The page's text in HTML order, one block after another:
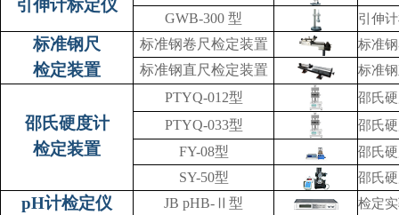
引伸计标定仪
GWB-300 型 引伸
标准钢尺
检定装置
标准钢卷尺检定装置 标准
标准钢直尺检定装置 标准
邵氏硬度计
检定装置
PTYQ-012型 邵氏
PTYQ-033型 邵氏
FY-08型 邵氏
SY-50型 邵氏
pH计检定仪 JB pHB-Ⅱ型 检定